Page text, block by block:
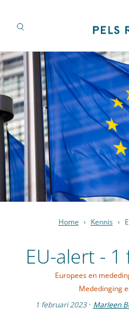
Home › Kennis ›
EU-alert -
Europees en
Mededinging
1 februari 2023 · Marleen